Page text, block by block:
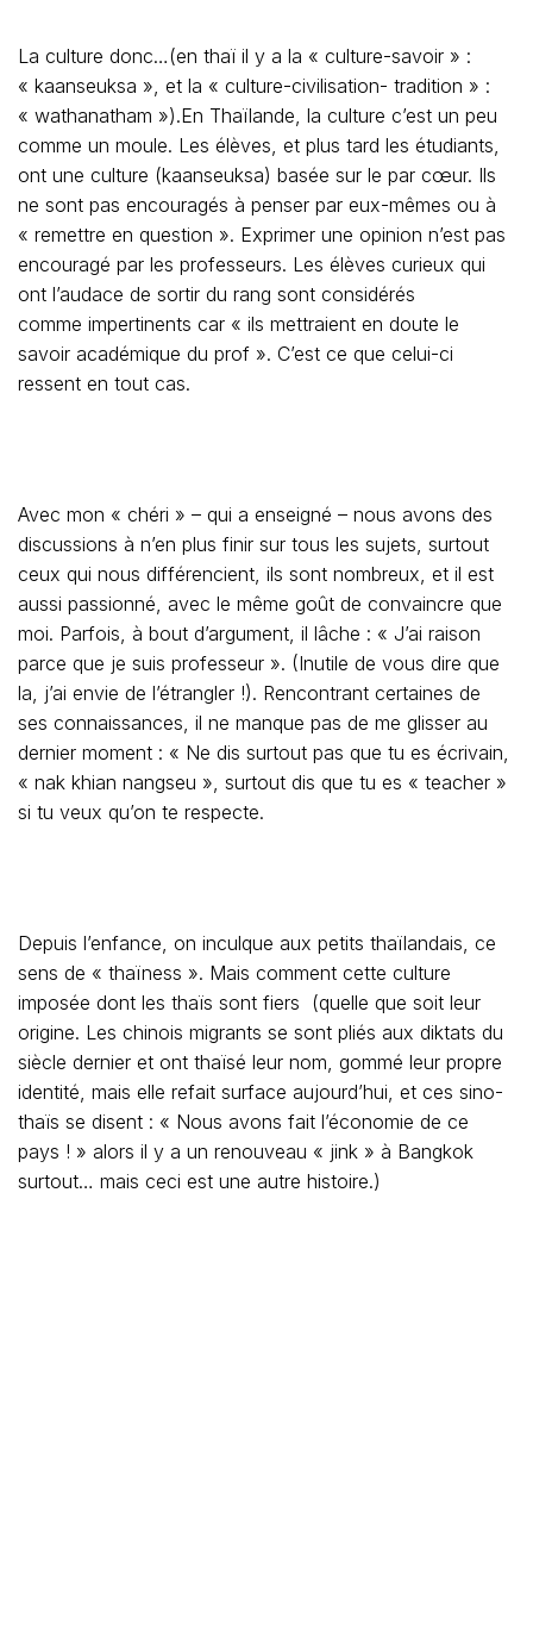
La culture donc…(en thaï il y a la « culture-savoir » :
« kaanseuksa », et la « culture-civilisation- tradition » :
« wathanatham »).En Thaïlande, la culture c’est un peu
comme un moule. Les élèves, et plus tard les étudiants,
ont une culture (kaanseuksa) basée sur le par cœur. Ils
ne sont pas encouragés à penser par eux-mêmes ou à
« remettre en question ». Exprimer une opinion n’est pas
encouragé par les professeurs. Les élèves curieux qui
ont l’audace de sortir du rang sont considérés
comme impertinents car « ils mettraient en doute le
savoir académique du prof ». C’est ce que celui-ci
ressent en tout cas.
Avec mon « chéri » – qui a enseigné – nous avons des
discussions à n’en plus finir sur tous les sujets, surtout
ceux qui nous différencient, ils sont nombreux, et il est
aussi passionné, avec le même goût de convaincre que
moi. Parfois, à bout d’argument, il lâche : « J’ai raison
parce que je suis professeur ». (Inutile de vous dire que
la, j’ai envie de l’étrangler !). Rencontrant certaines de
ses connaissances, il ne manque pas de me glisser au
dernier moment : « Ne dis surtout pas que tu es écrivain,
« nak khian nangseu », surtout dis que tu es « teacher »
si tu veux qu’on te respecte.
Depuis l’enfance, on inculque aux petits thaïlandais, ce
sens de « thaïness ». Mais comment cette culture
imposée dont les thaïs sont fiers (quelle que soit leur
origine. Les chinois migrants se sont pliés aux diktats du
siècle dernier et ont thaïsé leur nom, gommé leur propre
identité, mais elle refait surface aujourd’hui, et ces sino-
thaïs se disent : « Nous avons fait l’économie de ce
pays ! » alors il y a un renouveau « jink » à Bangkok
surtout… mais ceci est une autre histoire.)